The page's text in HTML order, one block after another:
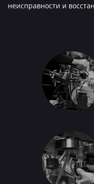
неисправности и